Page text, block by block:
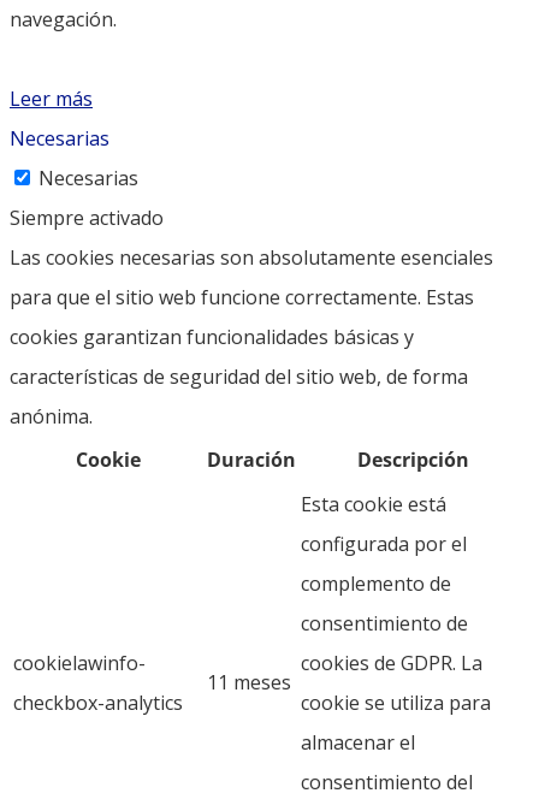
navegación.
Leer más
Necesarias
Necesarias
Siempre activado
Las cookies necesarias son absolutamente esenciales
para que el sitio web funcione correctamente. Estas
cookies garantizan funcionalidades básicas y
características de seguridad del sitio web, de forma
anónima.
Cookie
Duración Descripción
cookielawinfo-
checkbox-analytics
11 meses
Esta cookie está
configurada por el
complemento de
consentimiento de
cookies de GDPR. La
cookie se utiliza para
almacenar el
consentimiento del